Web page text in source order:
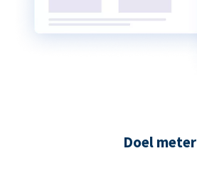
Doel meter